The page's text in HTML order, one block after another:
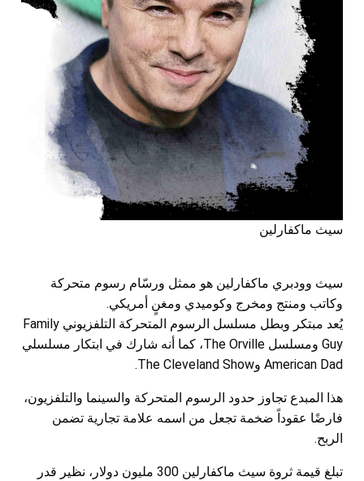
سيث ماكفارلين
سيث وودبري ماكفارلين هو ممثل ورسّام رسوم متحركة
وكاتب ومنتج ومخرج وكوميدي ومغنٍ أمريكي.
يُعد مبتكر وبطل مسلسل الرسوم المتحركة التلفزيوني Family
Guy ومسلسل The Orville، كما أنه شارك في ابتكار مسلسلي
American Dad وThe Cleveland Show.
هذا المبدع تجاوز حدود الرسوم المتحركة والسينما والتلفزيون،
فارضًا عقوداً ضخمة تجعل من اسمه علامة تجارية تضمن
الربح.
تبلغ قيمة ثروة سيث ماكفارلين 300 مليون دولار، نظير قدر